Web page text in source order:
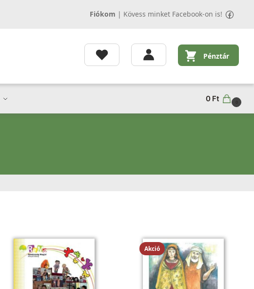
Fiókom | Kövess minket Facebook-on is!
Pénztár
0 Ft 0
Akció